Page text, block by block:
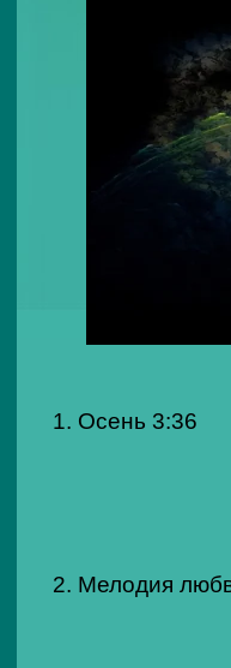
1. Осень 3:36
2. Мелодия